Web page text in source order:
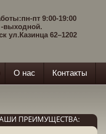
пт 9:00-19:00
-выходной.
ул.Казинца 62–1202
О нас Контакты
ПРЕИМУЩЕСТВА: